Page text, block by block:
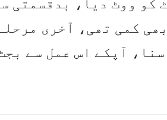
کو ووٹ دیا، بدقسمتی
کمی تھی، آخری
آپکے اس عمل سے